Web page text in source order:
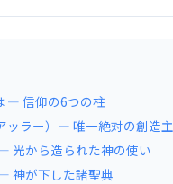
― 信仰の6つの柱
ッラー）― 唯一絶対の創造主
光から造られた神の使い
神が下した諸聖典